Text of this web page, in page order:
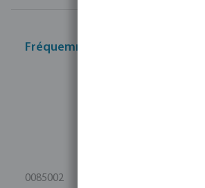
Fréquemment achetés ensemble
0085002